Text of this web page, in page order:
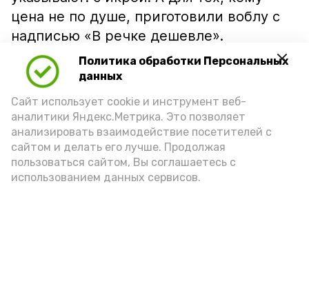
Политика обработки Персональных
данных
Сайт использует cookie и инструмент веб-
аналитики Яндекс.Метрика. Это позволяет
анализировать взаимодействие посетителей с
сайтом и делать его лучше. Продолжая
пользоваться сайтом, Вы соглашаетесь с
использованием данных сервисов.
цена не по душе, приготовили воблу с
надписью «В речке дешевле».